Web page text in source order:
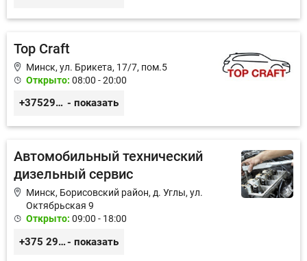
Top Craft
Минск, ул. Брикета, 17/7, пом.5
Открыто: 08:00 - 20:00
+375291414004 - показать
Автомобильный технический
дизельный сервис
Минск, Борисовский район, д. Углы, ул.
Октябрьская 9
Открыто: 09:00 - 18:00
+375 29 3217422; +375 29 6130364- показать